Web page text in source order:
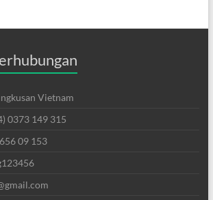
Vietnam
0373 149 315
09 153